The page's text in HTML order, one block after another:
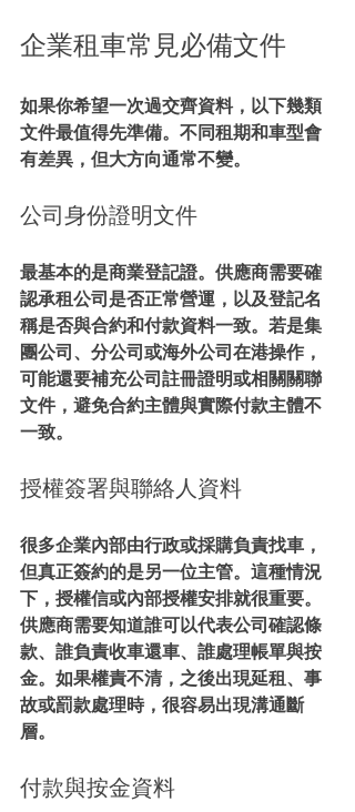
企業租車常見必備文件
如果你希望一次過交齊資料，以下幾類
文件最值得先準備。不同租期和車型會
有差異，但大方向通常不變。
公司身份證明文件
最基本的是商業登記證。供應商需要確
認承租公司是否正常營運，以及登記名
稱是否與合約和付款資料一致。若是集
團公司、分公司或海外公司在港操作，
可能還要補充公司註冊證明或相關關聯
文件，避免合約主體與實際付款主體不
一致。
授權簽署與聯絡人資料
很多企業內部由行政或採購負責找車，
但真正簽約的是另一位主管。這種情況
下，授權信或內部授權安排就很重要。
供應商需要知道誰可以代表公司確認條
款、誰負責收車還車、誰處理帳單與按
金。如果權責不清，之後出現延租、事
故或罰款處理時，很容易出現溝通斷
層。
付款與按金資料